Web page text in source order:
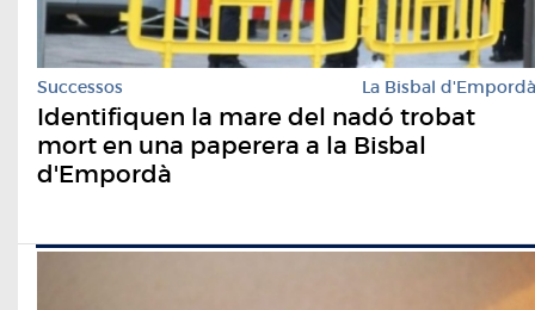
Successos La Bisbal d'Empordà
Identifiquen la mare del nadó trobat
mort en una paperera a la Bisbal
d'Empordà